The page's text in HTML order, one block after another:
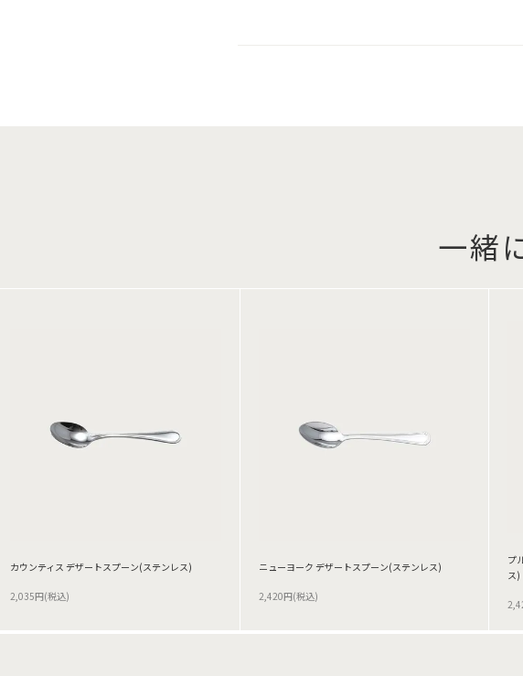
一緒
カウンティス デザートスプーン(ステンレス)
2,035円(税込)
ニューヨーク デザートスプーン(ステンレス)
2,420円(税込)
プ
ス)